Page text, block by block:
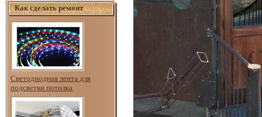
Как сделать ремонт
Светодиодная лента для
подсветки потолка